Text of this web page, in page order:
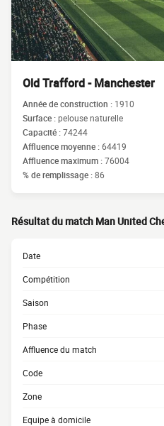
Old Trafford - Manchester
Année de construction : 1910
Surface :pelouse naturelle
Capacité :74244
Affluence moyenne :64419
Affluence maximum :76004
% de remplissage :86
Résultat du match Man United
Date
Compétition
Saison
Phase
Affluence du match
Code
Zone
Equipe à domicile